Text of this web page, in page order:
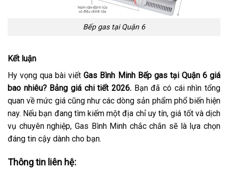
Bếp gas tại Quận 6
Kết luận
Hy vọng qua bài viếtGas Bình Minh Bếp gas tại Quận 6 giá
bao nhiêu? Bảng giá chi tiết 2026. Bạn đã có cái nhìn tổng
quan về mức giá cũng như các dòng sản phẩm phổ biến hiện
nay. Nếu bạn đang tìm kiếm một địa chỉ uy tín, giá tốt và dịch
vụ chuyên nghiệp, Gas Bình Minh chắc chắn sẽ là lựa chọn
đáng tin cậy dành cho bạn.
Thông tin liên hệ: